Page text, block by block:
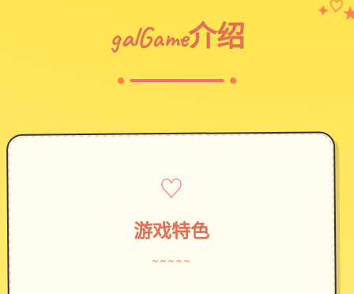
galGame介绍
✦ ♡
♡
游戏特色
~~~~~